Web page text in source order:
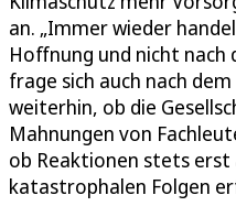
an. „Immer wieder
Hoffnung und nicht nach
frage sich auch nach
weiterhin, ob die
Mahnungen von
ob Reaktionen stets
katastrophalen Folgen